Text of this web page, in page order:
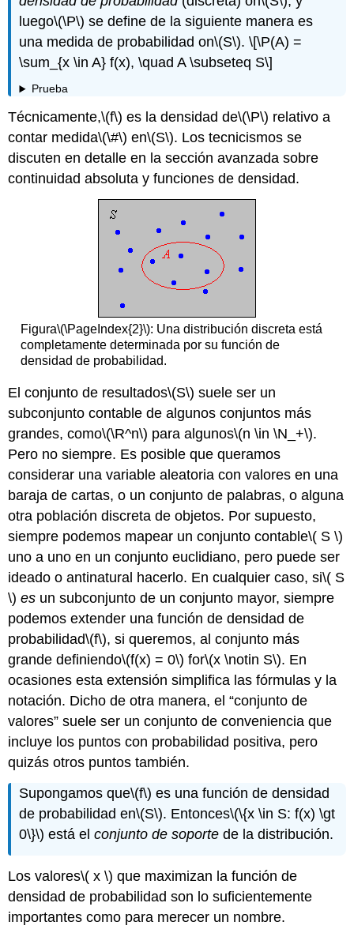
luego\(\P\) se define de la siguiente manera es
una medida de probabilidad on\(S\).\[\P(A) =
\sum_{x \in A} f(x), \quad A \subseteq S\]
Prueba
Técnicamente,\(f\) es la densidad de\(\P\) relativo a
contar medida\(\#\) en\(S\). Los tecnicismos se
discuten en detalle en la sección avanzada sobre
continuidad absoluta y funciones de densidad.
Figura\(\PageIndex{2}\): Una distribución discreta está
completamente determinada por su función de
densidad de probabilidad.
El conjunto de resultados\(S\) suele ser un
subconjunto contable de algunos conjuntos más
grandes, como\(\R^n\) para algunos\(n \in \N_+\).
Pero no siempre. Es posible que queramos
considerar una variable aleatoria con valores en una
baraja de cartas, o un conjunto de palabras, o alguna
otra población discreta de objetos. Por supuesto,
siempre podemos mapear un conjunto contable\( S \)
uno a uno en un conjunto euclidiano, pero puede ser
ideado o antinatural hacerlo. En cualquier caso, si\( S
\) es un subconjunto de un conjunto mayor, siempre
podemos extender una función de densidad de
probabilidad\(f\), si queremos, al conjunto más
grande definiendo\(f(x) = 0\) for\(x \notin S\). En
ocasiones esta extensión simplifica las fórmulas y la
notación. Dicho de otra manera, el conjunto de
valores suele ser un conjunto de conveniencia que
incluye los puntos con probabilidad positiva, pero
quizás otros puntos también.
Supongamos que\(f\) es una función de densidad
de probabilidad en\(S\). Entonces\(\{x \in S: f(x) \gt
0\}\) está elconjunto de soporte de la distribución.
Los valores\( x \) que maximizan la función de
densidad de probabilidad son lo suficientemente
importantes como para merecer un nombre.